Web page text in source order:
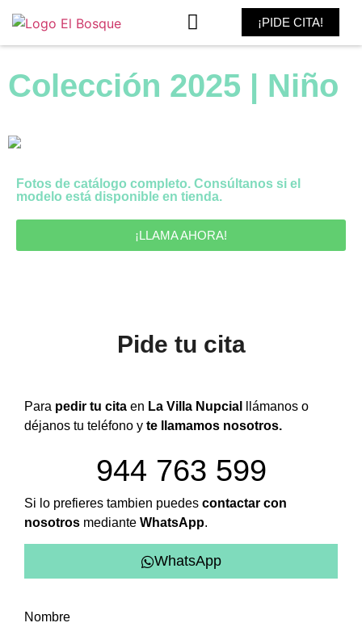
¡PIDE CITA!
Colección 2025 | Niño
Fotos de catálogo completo. Consúltanos si el
modelo está disponible en tienda.
¡LLAMA AHORA!
Pide tu cita
Para pedir tu cita en La Villa Nupcial
llámanos o
déjanos tu teléfono y te llamamos nosotros.
944 763 599
Si lo prefieres tambien puedes contactar con
nosotros mediante WhatsApp.
WhatsApp
Nombre